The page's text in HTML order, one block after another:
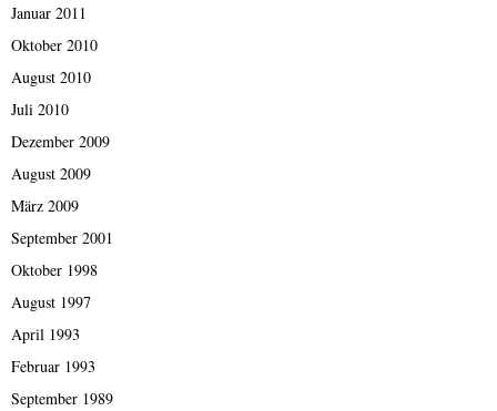
Januar 2011
Oktober 2010
August 2010
Juli 2010
Dezember 2009
August 2009
März 2009
September 2001
Oktober 1998
August 1997
April 1993
Februar 1993
September 1989